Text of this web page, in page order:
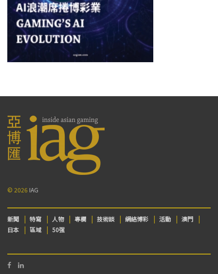
© 2026 IAG
新聞 特寫 人物 專欄 技術談 網絡博彩 活動
澳門
日本
區域 50强